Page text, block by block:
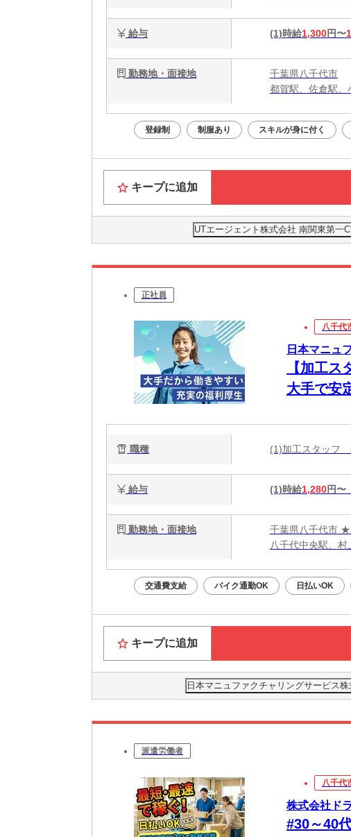
給与 (1)時給1,300円〜
勤務地・面接地
千葉県八千代市
都賀駅、佐倉駅、
登録制 制服あり スキルが身に付く
キープに追加
UTエージェント株式会社 南関東第一
正社員
八千代
日本マニュ
【加工
大手で安
職種 (1)加工スタッフ
給与 (1)時給1,280円〜
勤務地・面接地
千葉県八千代市 ★
八千代中央駅、
交通費支給 バイク通勤OK 日払いOK
キープに追加
日本マニュファクチャリングサービス
派遣労働者
八千代
株式会社ド
#30～40